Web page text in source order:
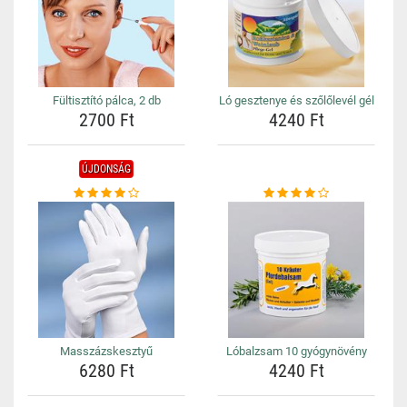
Fültisztító pálca, 2 db
2700 Ft
Ló gesztenye és szőlőlevél gél
4240 Ft
ÚJDONSÁG
Masszázskesztyű
6280 Ft
Lóbalzsam 10 gyógynövény
4240 Ft